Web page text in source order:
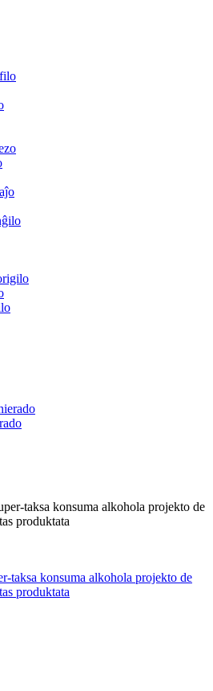
taksa konsuma alkohola projekto de
produktata